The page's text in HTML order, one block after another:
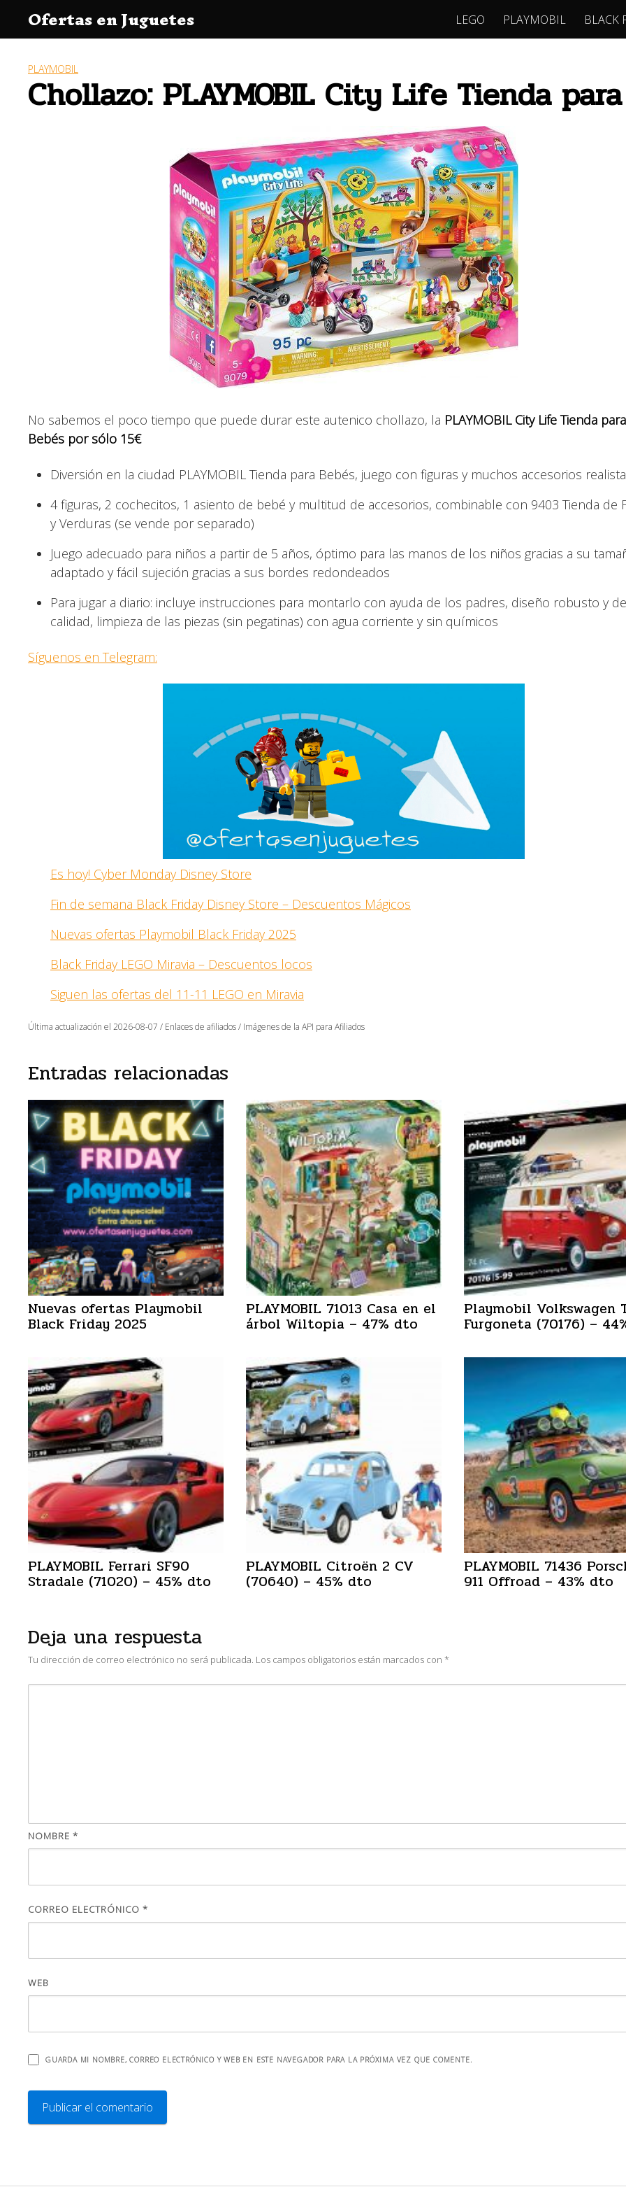
contenido
Ofertas en Juguetes LEGO PLAYMOBIL BLACK
PLAYMOBIL
Chollazo: PLAYMOBIL City Life Tienda
No sabemos el poco tiempo que puede durar este autenico chollazo, la PLAYMOBIL City Life Tienda para
Bebés por sólo 15€
Diversión en la ciudad PLAYMOBIL Tienda para Bebés, juego con figuras y muchos accesorios
4 figuras, 2 cochecitos, 1 asiento de bebé y multitud de accesorios, combinable con 9403 Tienda de
y Verduras (se vende por separado)
Juego adecuado para niños a partir de 5 años, óptimo para las manos de los niños gracias a su
adaptado y fácil sujeción gracias a sus bordes redondeados
Para jugar a diario: incluye instrucciones para montarlo con ayuda de los padres, diseño robusto y
calidad, limpieza de las piezas (sin pegatinas) con agua corriente y sin químicos
Síguenos en Telegram:
Es hoy! Cyber Monday Disney Store
Fin de semana Black Friday Disney Store – Descuentos Mágicos
Nuevas ofertas Playmobil Black Friday 2025
Black Friday LEGO Miravia – Descuentos locos
Siguen las ofertas del 11-11 LEGO en Miravia
Última actualización el 2026-08-07 / Enlaces de afiliados / Imágenes de la API para Afiliados
Entradas relacionadas
Nuevas ofertas Playmobil
Black Friday 2025
PLAYMOBIL 71013 Casa en el
árbol Wiltopia – 47% dto
Playmobil Volkswagen
Furgoneta (70176) –
PLAYMOBIL Ferrari SF90
Stradale (71020) – 45% dto
PLAYMOBIL Citroën 2 CV
(70640) – 45% dto
PLAYMOBIL 71436
911 Offroad – 43% dto
Deja una respuesta
Tu dirección de correo electrónico no será publicada. Los campos obligatorios están marcados con *
NOMBRE *
CORREO ELECTRÓNICO *
WEB
GUARDA MI NOMBRE, CORREO ELECTRÓNICO Y WEB EN ESTE NAVEGADOR PARA LA PRÓXIMA VEZ QUE COMENTE.